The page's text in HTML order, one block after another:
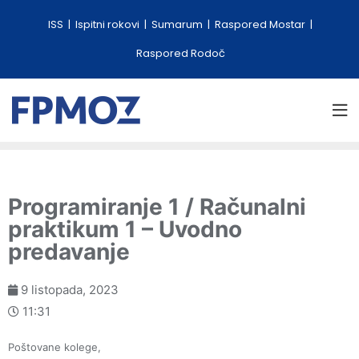
ISS Ispitni rokovi Sumarum
Raspored Mostar
Raspored Rodoč
Programiranje 1 / Računalni
praktikum 1 – Uvodno
predavanje
9 listopada, 2023
11:31
Poštovane kolege,